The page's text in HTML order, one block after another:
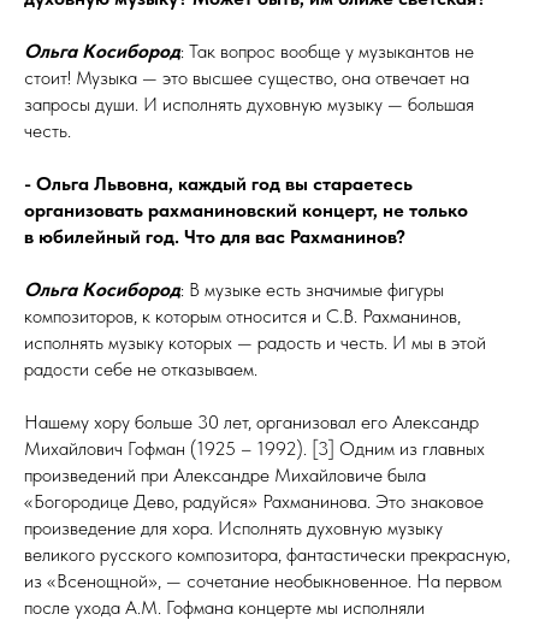
Ольга Косибород: Так вопрос вообще у музыкантов не
стоит! Музыка — это высшее существо, она отвечает на
запросы души. И исполнять духовную музыку — большая
честь.
- Ольга Львовна, каждый год вы стараетесь
организовать рахманиновский концерт, не только
в юбилейный год. Что для вас Рахманинов?
Ольга Косибород: В музыке есть значимые фигуры
композиторов, к которым относится и С.В. Рахманинов,
исполнять музыку которых — радость и честь. И мы в этой
радости себе не отказываем.
Нашему хору больше 30 лет, организовал его Александр
Михайлович Гофман (1925 – 1992). [3] Одним из главных
произведений при Александре Михайловиче была
«Богородице Дево, радуйся» Рахманинова. Это знаковое
произведение для хора. Исполнять духовную музыку
великого русского композитора, фантастически прекрасную,
из «Всенощной», — сочетание необыкновенное. На первом
после ухода А.М. Гофмана концерте мы исполняли